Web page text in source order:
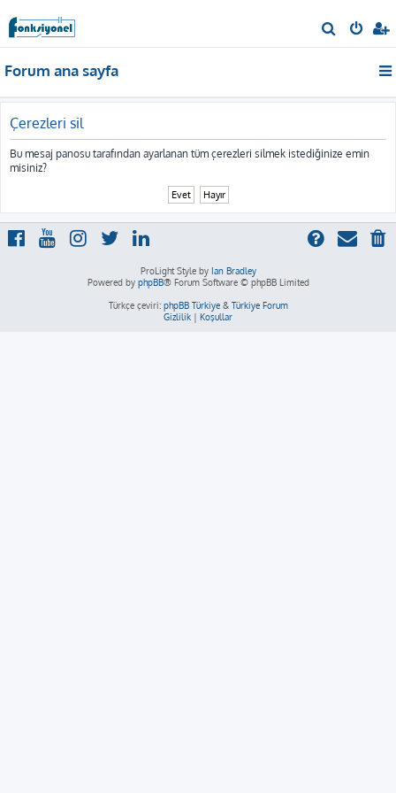
r
Forum ana sayfa
Çerezleri sil
Bu mesaj panosu tarafından ayarlanan tüm çerezleri silmek istediğinize emin
misiniz?
ProLight Style by Ian Bradley
Powered by phpBB® Forum Software © phpBB Limited
Türkçe çeviri: phpBB Türkiye& Türkiye Forum
Gizlilik | Koşullar